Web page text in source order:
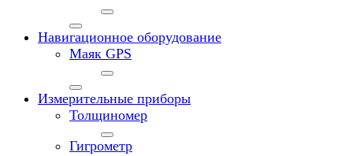
Навигационное оборудование
Маяк GPS
Измерительные приборы
Толщиномер
Гигрометр